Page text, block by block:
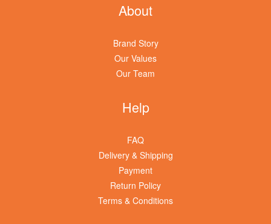
About
Brand Story
Our Values
Our Team
Help
FAQ
Delivery & Shipping
Payment
Return Policy
Terms & Conditions